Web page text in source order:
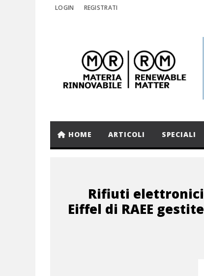
LOGIN REGISTRATI
HOME ARTICOLI SPECIALI
Rifiuti
Eiffel di RAEE